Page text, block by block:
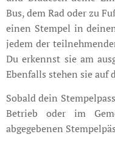
Bus, dem Rad oder zu
einen Stempel in
jedem der
Du erkennst sie am
Ebenfalls stehen sie auf
Sobald dein
Betrieb oder im
abgegebenen